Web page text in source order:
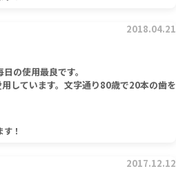
2018.04.21
の使用最良です。
しています。文字通り80歳で20本の歯を
！
2017.12.12